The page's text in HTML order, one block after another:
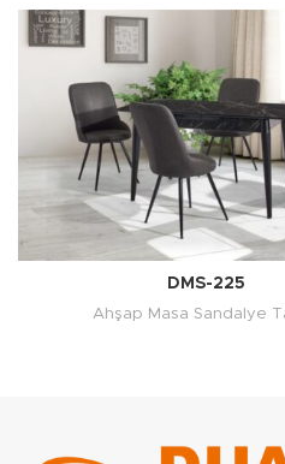
DMS-225
Ahşap Masa Sandalye